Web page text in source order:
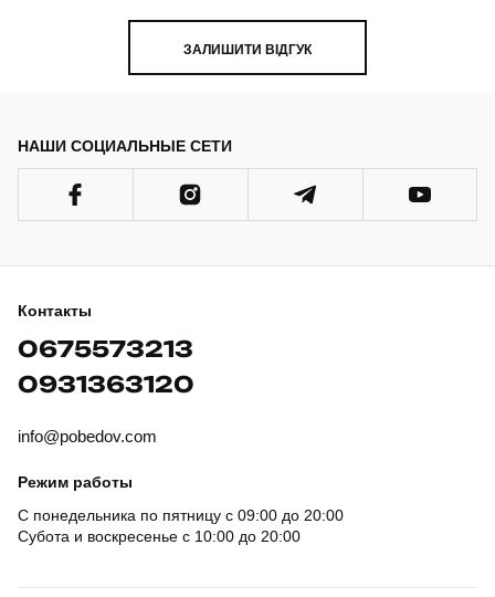
ЗАЛИШИТИ ВІДГУК
НАШИ СОЦИАЛЬНЫЕ СЕТИ
Контакты
0675573213
0931363120
info@pobedov.com
Режим работы
С понедельника по пятницу с 09:00 до 20:00
Субота и воскресенье с 10:00 до 20:00